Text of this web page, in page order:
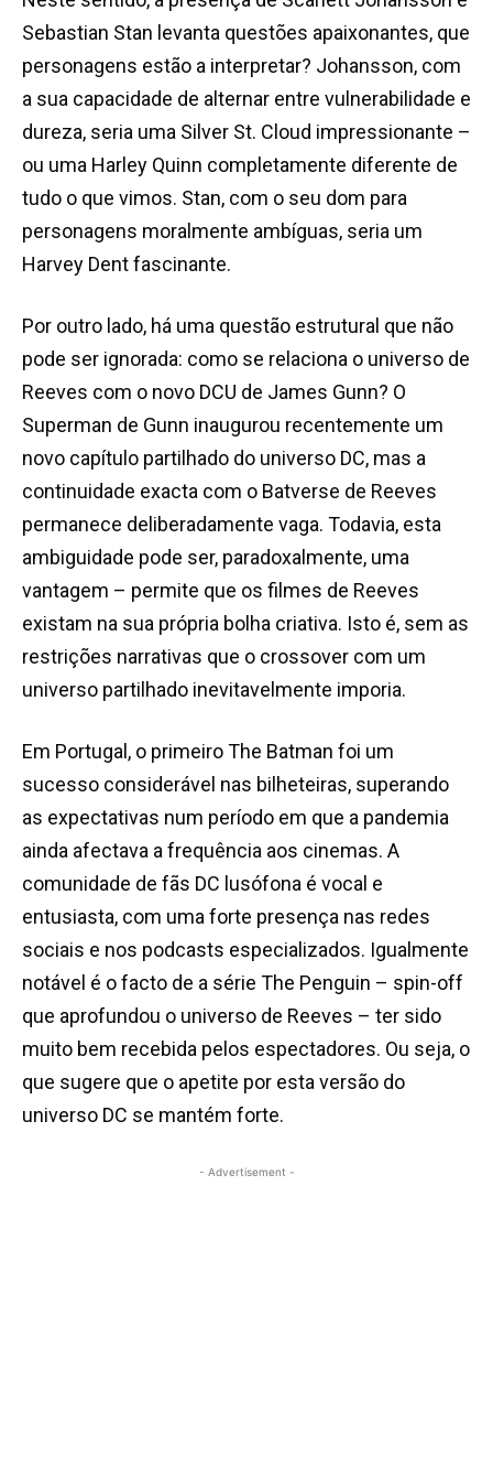
Sebastian Stan levanta questões apaixonantes, que
personagens estão a interpretar? Johansson, com
a sua capacidade de alternar entre vulnerabilidade e
dureza, seria uma Silver St. Cloud impressionante –
ou uma Harley Quinn completamente diferente de
tudo o que vimos. Stan, com o seu dom para
personagens moralmente ambíguas, seria um
Harvey Dent fascinante.
Por outro lado, há uma questão estrutural que não
pode ser ignorada: como se relaciona o universo de
Reeves com o novo DCU de James Gunn? O
Superman de Gunn inaugurou recentemente um
novo capítulo partilhado do universo DC, mas a
continuidade exacta com o Batverse de Reeves
permanece deliberadamente vaga. Todavia, esta
ambiguidade pode ser, paradoxalmente, uma
vantagem – permite que os filmes de Reeves
existam na sua própria bolha criativa. Isto é, sem as
restrições narrativas que o crossover com um
universo partilhado inevitavelmente imporia.
Em Portugal, o primeiro The Batman foi um
sucesso considerável nas bilheteiras, superando
as expectativas num período em que a pandemia
ainda afectava a frequência aos cinemas. A
comunidade de fãs DC lusófona é vocal e
entusiasta, com uma forte presença nas redes
sociais e nos podcasts especializados. Igualmente
notável é o facto de a série The Penguin – spin-off
que aprofundou o universo de Reeves – ter sido
muito bem recebida pelos espectadores. Ou seja, o
que sugere que o apetite por esta versão do
universo DC se mantém forte.
- Advertisement -